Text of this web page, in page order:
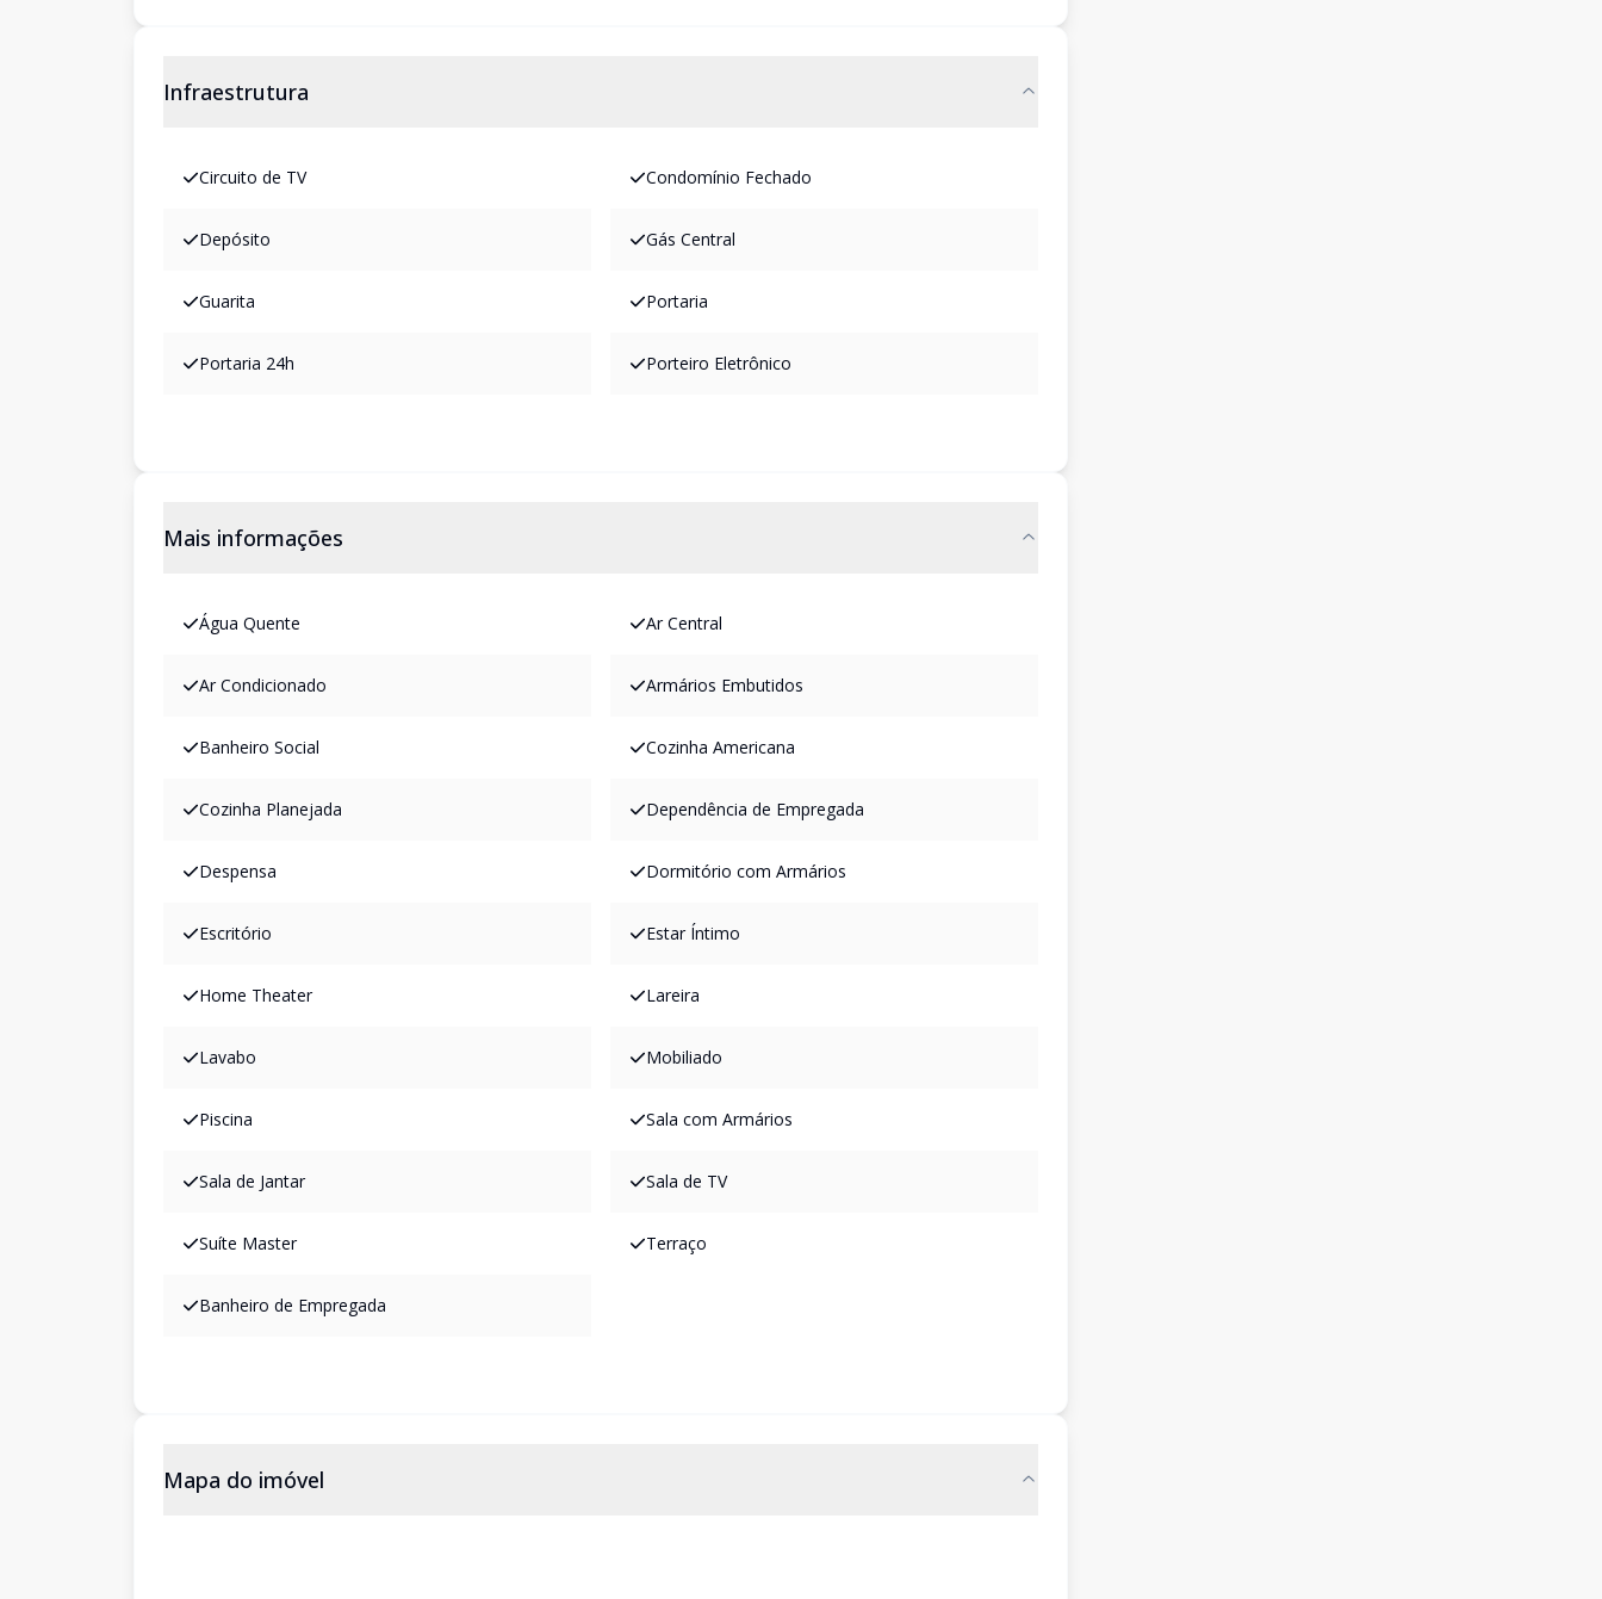
Infraestrutura
Circuito de TV Condomínio Fechado
Depósito Gás Central
Guarita Portaria
Portaria 24h Porteiro Eletrônico
Mais informações
Água Quente Ar Central
Ar Condicionado Armários Embutidos
Banheiro Social Cozinha Americana
Cozinha Planejada Dependência de Empregada
Despensa Dormitório com Armários
Escritório Estar Íntimo
Home Theater Lareira
Lavabo Mobiliado
Piscina Sala com Armários
Sala de Jantar Sala de TV
Suíte Master Terraço
Banheiro de Empregada
Mapa do imóvel